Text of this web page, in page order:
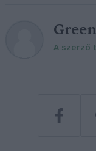
A szerző